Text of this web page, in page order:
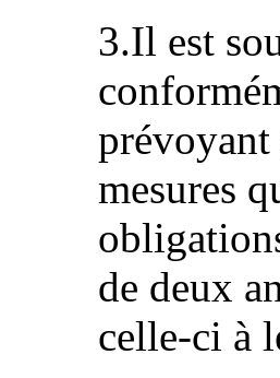
3.Il est
prévoyant
mesures
de deux
celle-ci à